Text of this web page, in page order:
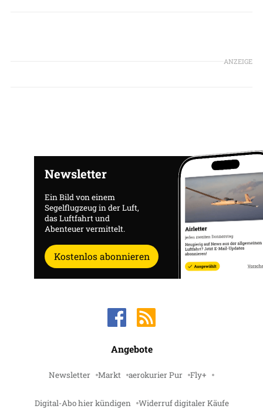
ANZEIGE
Newsletter
Ein Bild von einem
Segelflugzeug in der Luft,
das Luftfahrt und
Abenteuer vermittelt.
Kostenlos abonnieren
Angebote
Newsletter Markt aerokurier Pur Fly+
Digital-Abo hier kündigen Widerruf digitaler Käufe